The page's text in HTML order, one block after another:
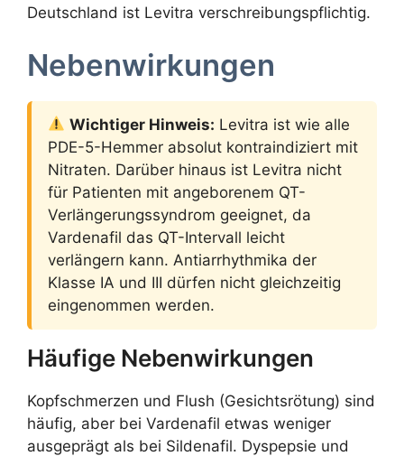
Deutschland ist Levitra verschreibungspflichtig.
Nebenwirkungen
Wichtiger Hinweis: Levitra ist wie alle
PDE-5-Hemmer absolut kontraindiziert mit
Nitraten. Darüber hinaus ist Levitra nicht
für Patienten mit angeborenem QT-
Verlängerungssyndrom geeignet, da
Vardenafil das QT-Intervall leicht
verlängern kann. Antiarrhythmika der
Klasse IA und III dürfen nicht gleichzeitig
eingenommen werden.
Häufige Nebenwirkungen
Kopfschmerzen und Flush (Gesichtsrötung) sind
häufig, aber bei Vardenafil etwas weniger
ausgeprägt als bei Sildenafil. Dyspepsie und